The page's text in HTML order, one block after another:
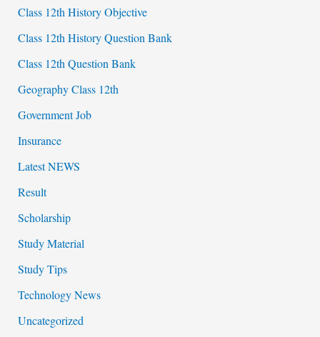
Class 12th History Objective
Class 12th History Question Bank
Class 12th Question Bank
Geography Class 12th
Government Job
Insurance
Latest NEWS
Result
Scholarship
Study Material
Study Tips
Technology News
Uncategorized